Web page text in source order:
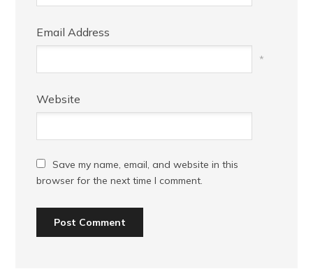
Email Address
*
Website
Save my name, email, and website in this
browser for the next time I comment.